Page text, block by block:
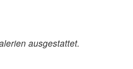
ausgestattet.